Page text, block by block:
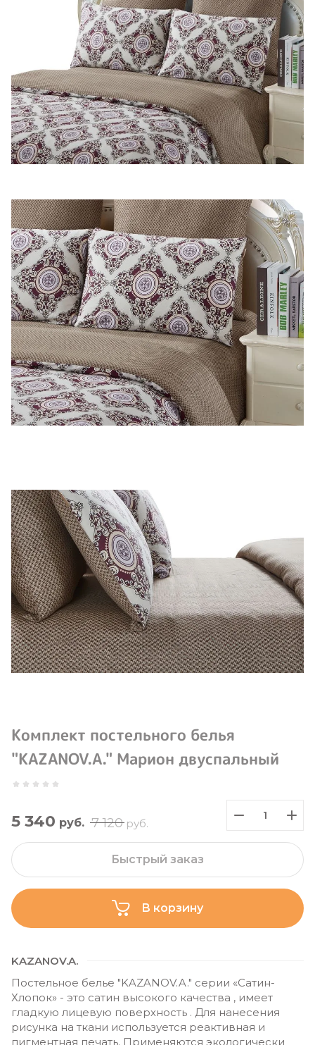
Комплект постельного белья
"KAZANOV.A." Марион двуспальный
7 120руб.
5 340 руб.
В корзину
Быстрый заказ
KAZANOV.A.
Постельное белье "KAZANOV.A." серии «Сатин-
Хлопок» - это сатин высокого качества , имеет
гладкую лицевую поверхность . Для нанесения
рисунка на ткани используется реактивная и
пигментная печать. Применяются экологически